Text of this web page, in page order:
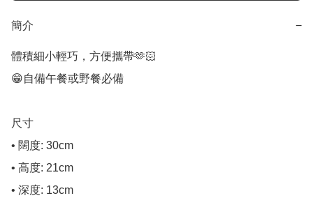
簡介 −
體積細小輕巧，方便攜帶🫶🏻
😁自備午餐或野餐必備
尺寸
• 闊度: 30cm
• 高度: 21cm
• 深度: 13cm